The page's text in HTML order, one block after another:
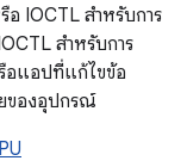
อ IOCTL สำหรับการ
สำหรับการ
อแอปที่แก้ไขข้อ
ของอุปกรณ์